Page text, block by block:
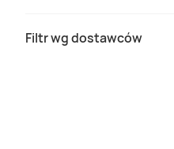
Filtr wg dostawców